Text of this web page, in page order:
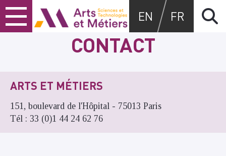
Skip
to
content
Skip
to
main
Skip
to
search
Arts et métiers
EN FR
CONTACT
ARTS ET MÉTIERS
151, boulevard de l'Hôpital - 75013 Paris
Tél : 33 (0)1 44 24 62 76